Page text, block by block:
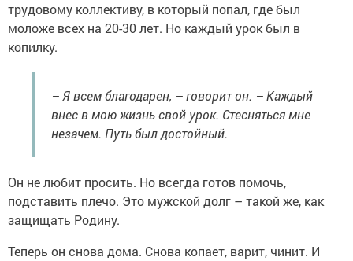
трудовому коллективу, в который попал, где был
моложе всех на 20-30 лет. Но каждый урок был в
копилку.
– Я всем благодарен, – говорит он. – Каждый
внес в мою жизнь свой урок. Стесняться мне
незачем. Путь был достойный.
Он не любит просить. Но всегда готов помочь,
подставить плечо. Это мужской долг – такой же, как
защищать Родину.
Теперь он снова дома. Снова копает, варит, чинит. И